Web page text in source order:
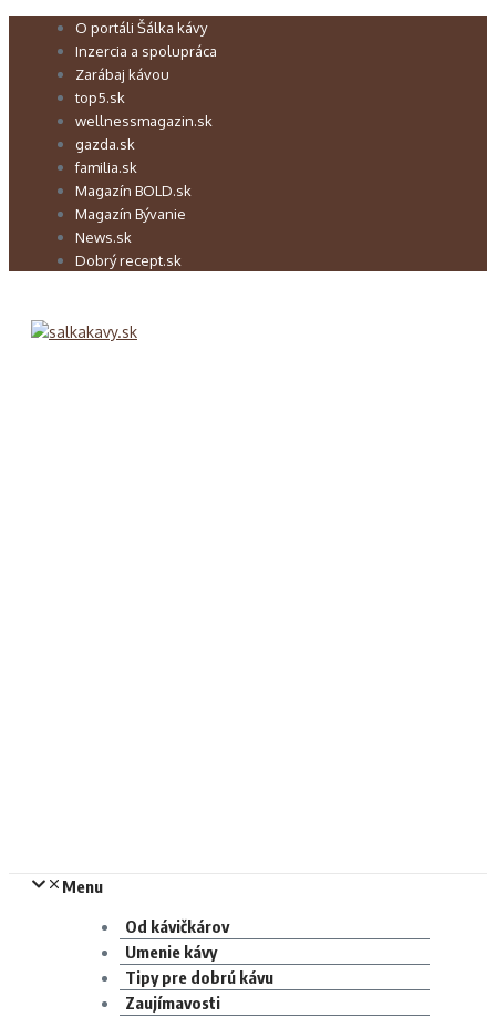
Preskočiť O portáli Šálka kávy
Inzercia a spolupráca
Zarábaj kávou
top5.sk
wellnessmagazin.sk
gazda.sk
familia.sk
Magazín BOLD.sk
Magazín Bývanie
News.sk
Dobrý recept.sk
Menu
Od kávičkárov
Umenie kávy
Tipy pre dobrú kávu
Zaujímavosti